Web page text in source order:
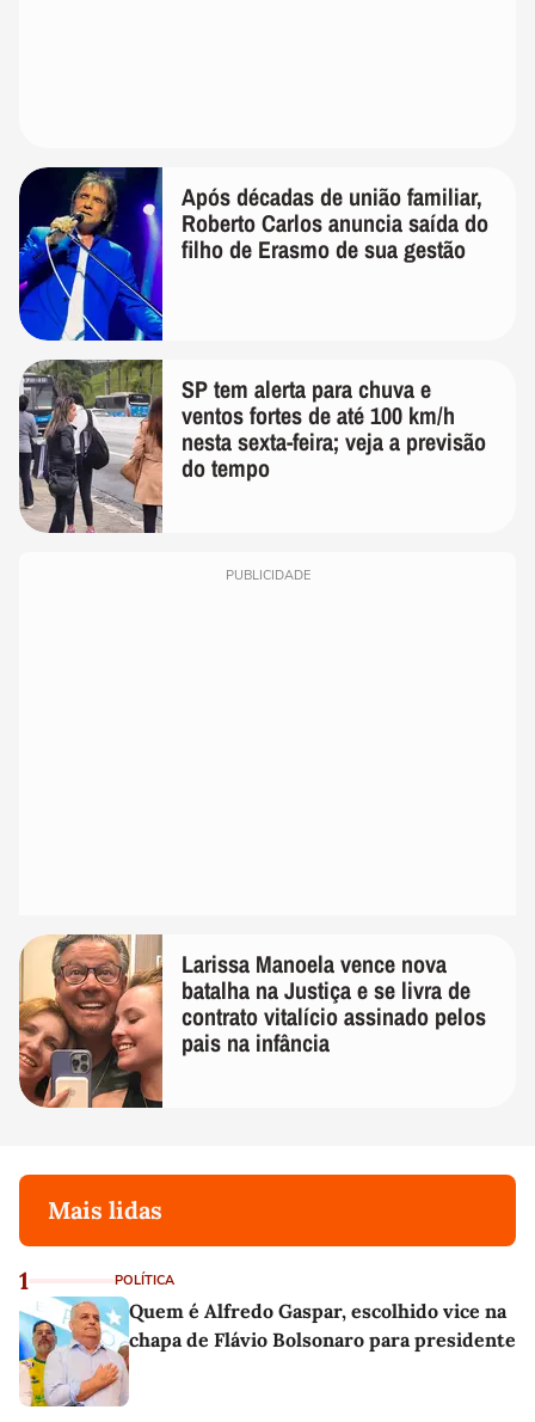
Após décadas de união familiar,
Roberto Carlos anuncia saída do
filho de Erasmo de sua gestão
SP tem alerta para chuva e
ventos fortes de até 100 km/h
nesta sexta-feira; veja a previsão
do tempo
PUBLICIDADE
Larissa Manoela vence nova
batalha na Justiça e se livra de
contrato vitalício assinado pelos
pais na infância
Mais lidas
1 POLÍTICA
Quem é Alfredo Gaspar, escolhido vice na
chapa de Flávio Bolsonaro para presidente